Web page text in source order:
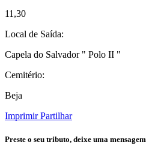
11,30
Local de Saída:
Capela do Salvador " Polo II "
Cemitério:
Beja
Imprimir Partilhar
Preste o seu tributo, deixe uma mensagem